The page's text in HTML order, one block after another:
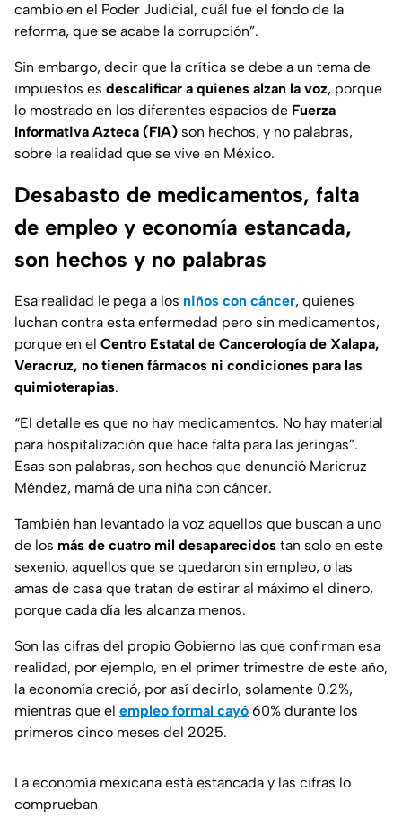
cambio en el Poder Judicial, cuál fue el fondo de la
reforma, que se acabe la corrupción”.
Sin embargo, decir que la crítica se debe a un tema de
impuestos es descalificar a quienes alzan la voz, porque
lo mostrado en los diferentes espacios de Fuerza
Informativa Azteca (FIA) son hechos, y no palabras,
sobre la realidad que se vive en México.
Desabasto de medicamentos, falta
de empleo y economía estancada,
son hechos y no palabras
Esa realidad le pega a los niños con cáncer, quienes
luchan contra esta enfermedad pero sin medicamentos,
porque en el Centro Estatal de Cancerología de Xalapa,
Veracruz, no tienen fármacos ni condiciones para las
quimioterapias.
“El detalle es que no hay medicamentos. No hay material
para hospitalización que hace falta para las jeringas”.
Esas son palabras, son hechos que denunció Maricruz
Méndez, mamá de una niña con cáncer.
También han levantado la voz aquellos que buscan a uno
de los más de cuatro mil desaparecidos tan solo en este
sexenio, aquellos que se quedaron sin empleo, o las
amas de casa que tratan de estirar al máximo el dinero,
porque cada día les alcanza menos.
Son las cifras del propio Gobierno las que confirman esa
realidad, por ejemplo, en el primer trimestre de este año,
la economía creció, por así decirlo, solamente 0.2%,
mientras que el empleo formal cayó 60% durante los
primeros cinco meses del 2025.
La economía mexicana está estancada y las cifras lo
comprueban